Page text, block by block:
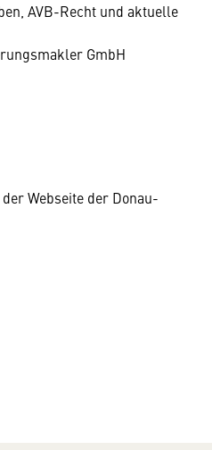
AVB-Recht und aktuelle
GmbH
Webseite der Donau-